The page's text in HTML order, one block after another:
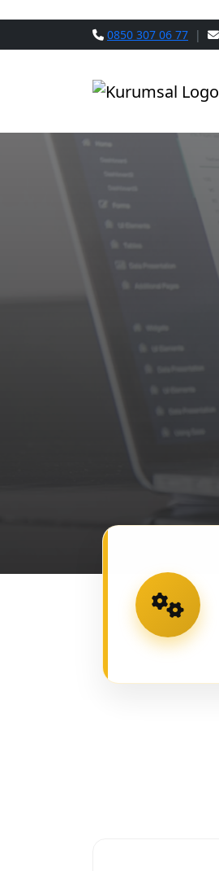
0850 307 06 77 |